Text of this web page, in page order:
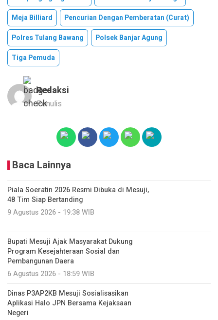
Meja Billiard
Pencurian Dengan Pemberatan (Curat)
Polres Tulang Bawang
Polsek Banjar Agung
Tiga Pemuda
Redaksi
Penulis
Baca Lainnya
Piala Soeratin 2026 Resmi Dibuka di Mesuji,
48 Tim Siap Bertanding
9 Agustus 2026 - 19:38 WIB
Bupati Mesuji Ajak Masyarakat Dukung
Program Kesejahteraan Sosial dan
Pembangunan Daera
6 Agustus 2026 - 18:59 WIB
Dinas P3AP2KB Mesuji Sosialisasikan
Aplikasi Halo JPN Bersama Kejaksaan
Negeri